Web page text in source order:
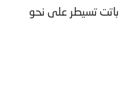
تسيطر على نحو